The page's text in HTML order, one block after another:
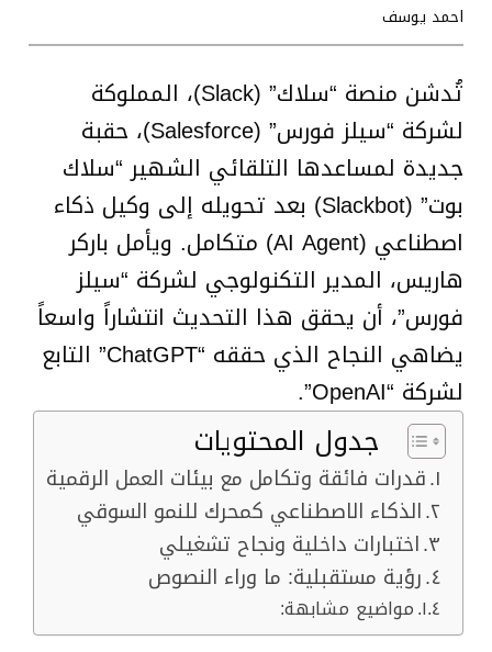
احمد يوسف
تُدشن منصة “سلاك” (Slack)، المملوكة
لشركة “سيلز فورس” (Salesforce)، حقبة
جديدة لمساعدها التلقائي الشهير “سلاك
بوت” (Slackbot) بعد تحويله إلى وكيل ذكاء
اصطناعي (AI Agent) متكامل. ويأمل باركر
هاريس، المدير التكنولوجي لشركة “سيلز
فورس”، أن يحقق هذا التحديث انتشاراً واسعاً
يضاهي النجاح الذي حققه “ChatGPT” التابع
لشركة “OpenAI”.
جدول المحتويات
قدرات فائقة وتكامل مع بيئات العمل الرقمية
الذكاء الاصطناعي كمحرك للنمو السوقي
اختبارات داخلية ونجاح تشغيلي
رؤية مستقبلية: ما وراء النصوص
مواضيع مشابهة: